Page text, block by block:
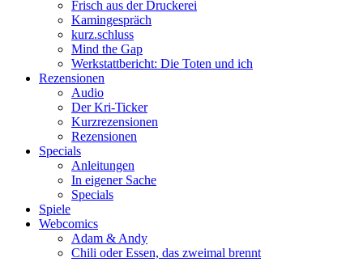
Frisch aus der Druckerei
Kamingespräch
kurz.schluss
Mind the Gap
Werkstattbericht: Die Toten und ich
Rezensionen
Audio
Der Kri-Ticker
Kurzrezensionen
Rezensionen
Specials
Anleitungen
In eigener Sache
Specials
Spiele
Webcomics
Adam & Andy
Chili oder Essen, das zweimal brennt